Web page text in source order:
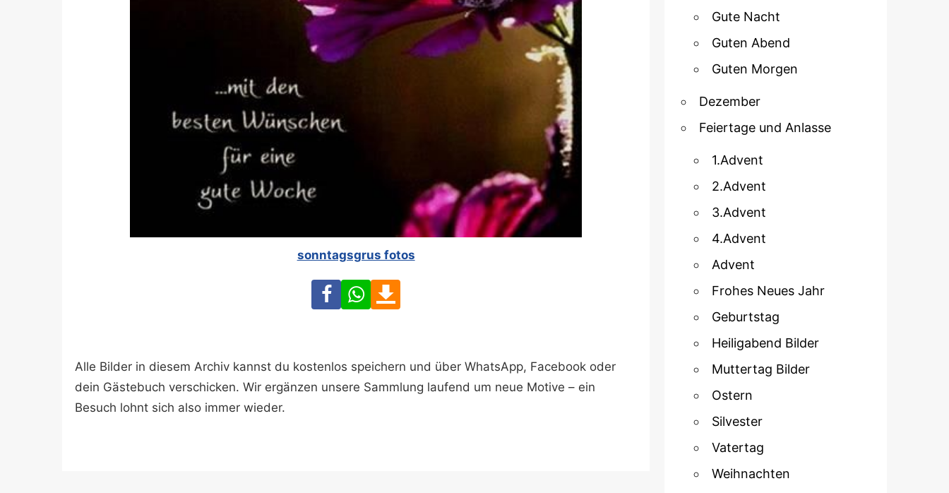
sonntagsgrus fotos
FacebookWhatsApp
Alle Bilder in diesem Archiv kannst du kostenlos speichern und über WhatsApp, Facebook oder
dein Gästebuch verschicken. Wir ergänzen unsere Sammlung laufend um neue Motive – ein
Besuch lohnt sich also immer wieder.
Gute Nacht
Guten Abend
Guten Morgen
Dezember
Feiertage und Anlasse
1.Advent
2.Advent
3.Advent
4.Advent
Advent
Frohes Neues Jahr
Geburtstag
Heiligabend Bilder
Muttertag Bilder
Ostern
Silvester
Vatertag
Weihnachten